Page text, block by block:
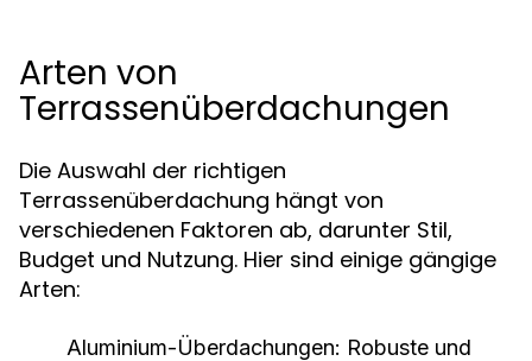
Arten von
Terrassenüberdachungen
Die Auswahl der richtigen
Terrassenüberdachung hängt von
verschiedenen Faktoren ab, darunter Stil,
Budget und Nutzung. Hier sind einige gängige
Arten:
Aluminium-Überdachungen: Robuste und